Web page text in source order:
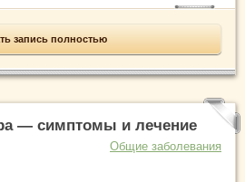
запись полностью
— симптомы и лечение
Общие заболевания